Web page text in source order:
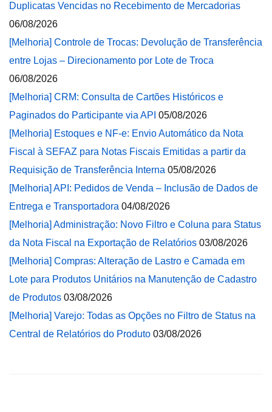
Duplicatas Vencidas no Recebimento de Mercadorias
06/08/2026
[Melhoria] Controle de Trocas: Devolução de Transferência
entre Lojas – Direcionamento por Lote de Troca
06/08/2026
[Melhoria] CRM: Consulta de Cartões Históricos e
Paginados do Participante via API 05/08/2026
[Melhoria] Estoques e NF-e: Envio Automático da Nota
Fiscal à SEFAZ para Notas Fiscais Emitidas a partir da
Requisição de Transferência Interna 05/08/2026
[Melhoria] API: Pedidos de Venda – Inclusão de Dados de
Entrega e Transportadora 04/08/2026
[Melhoria] Administração: Novo Filtro e Coluna para Status
da Nota Fiscal na Exportação de Relatórios 03/08/2026
[Melhoria] Compras: Alteração de Lastro e Camada em
Lote para Produtos Unitários na Manutenção de Cadastro
de Produtos 03/08/2026
[Melhoria] Varejo: Todas as Opções no Filtro de Status na
Central de Relatórios do Produto 03/08/2026